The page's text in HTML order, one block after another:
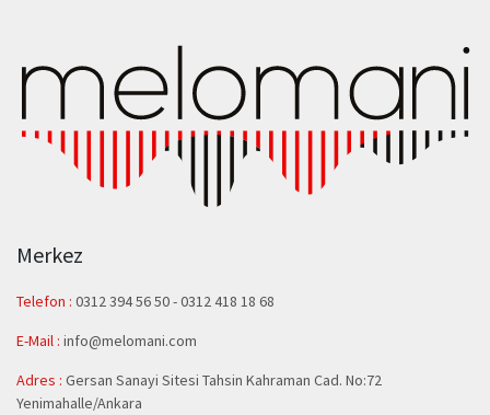
Merkez
Telefon : 0312 394 56 50-0312 418 18 68
E-Mail : info@melomani.com
Adres : Gersan Sanayi Sitesi Tahsin Kahraman Cad. No:72
Yenimahalle/Ankara